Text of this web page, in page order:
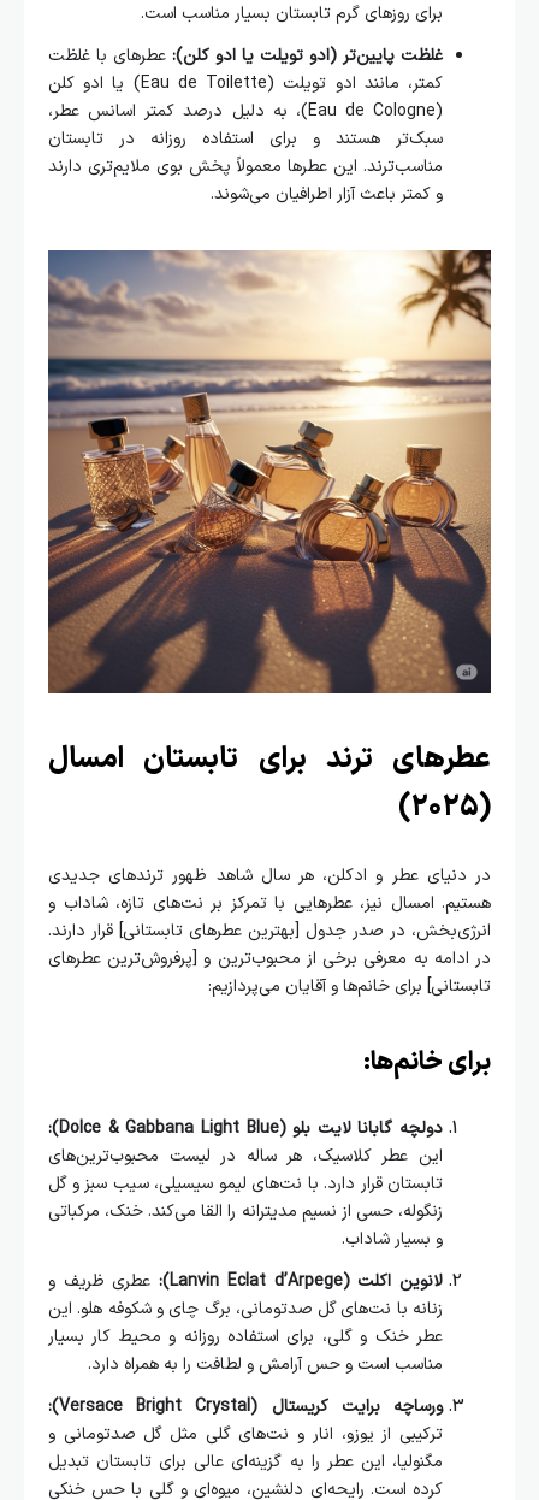
برای روزهای گرم تابستان بسیار مناسب است.
غلظت پایین‌تر (ادو تویلت یا ادو کلن): عطرهای با غلظت
کمتر، مانند ادو تویلت (Eau de Toilette) یا ادو کلن
(Eau de Cologne)، به دلیل درصد کمتر اسانس عطر،
سبک‌تر هستند و برای استفاده روزانه در تابستان
مناسب‌ترند. این عطرها معمولاً پخش بوی ملایم‌تری دارند
و کمتر باعث آزار اطرافیان می‌شوند.
عطرهای ترند برای تابستان امسال
(۲۰۲۵)
در دنیای عطر و ادکلن، هر سال شاهد ظهور ترندهای جدیدی
هستیم. امسال نیز، عطرهایی با تمرکز بر نت‌های تازه، شاداب و
انرژی‌بخش، در صدر جدول [بهترین عطرهای تابستانی] قرار دارند.
در ادامه به معرفی برخی از محبوب‌ترین و [پرفروش‌ترین عطرهای
تابستانی] برای خانم‌ها و آقایان می‌پردازیم:
برای خانم‌ها:
دولچه گابانا لایت بلو (Dolce & Gabbana Light Blue):
این عطر کلاسیک، هر ساله در لیست محبوب‌ترین‌های
تابستان قرار دارد. با نت‌های لیمو سیسیلی، سیب سبز و گل
زنگوله، حسی از نسیم مدیترانه را القا می‌کند. خنک، مرکباتی
و بسیار شاداب.
لانوین اکلت (Lanvin Eclat d’Arpege):
عطری ظریف و
زنانه با نت‌های گل صدتومانی، برگ چای و شکوفه هلو. این
عطر خنک و گلی، برای استفاده روزانه و محیط کار بسیار
مناسب است و حس آرامش و لطافت را به همراه دارد.
ورساچه برایت کریستال (Versace Bright Crystal):
ترکیبی از یوزو، انار و نت‌های گلی مثل گل صدتومانی و
مگنولیا، این عطر را به گزینه‌ای عالی برای تابستان تبدیل
کرده است. رایحه‌ای دلنشین، میوه‌ای و گلی با حس خنکی